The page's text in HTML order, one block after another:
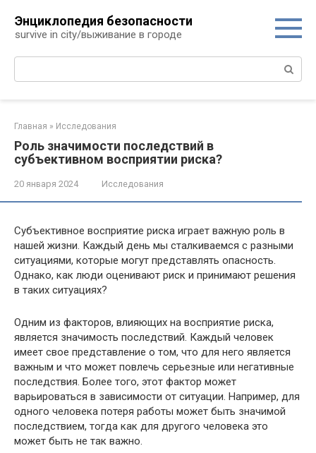
контенту
Энциклопедия безопасности
survive in city/выживание в городе
Поиск:
Главная » Исследования
Роль значимости последствий в
субъективном восприятии риска?
20 января 2024 Исследования
Субъективное восприятие риска играет важную роль в
нашей жизни. Каждый день мы сталкиваемся с разными
ситуациями, которые могут представлять опасность.
Однако, как люди оценивают риск и принимают решения
в таких ситуациях?
Одним из факторов, влияющих на восприятие риска,
является значимость последствий. Каждый человек
имеет свое представление о том, что для него является
важным и что может повлечь серьезные или негативные
последствия. Более того, этот фактор может
варьироваться в зависимости от ситуации. Например, для
одного человека потеря работы может быть значимой
последствием, тогда как для другого человека это
может быть не так важно.